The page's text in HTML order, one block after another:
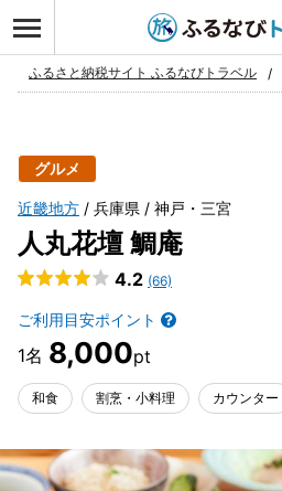
お気に入り
ふるさと納税サイト ふるなびトラベル
グルメ
近畿地方 兵庫県 神戸・三宮
人丸花壇 鯛庵
4.2 (66)
ご利用目安ポイント
8,000
和食 割烹・小料理 カウンター